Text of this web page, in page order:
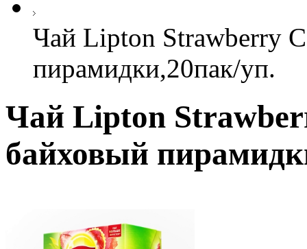
Чай Lipton Strawberry
пирамидки,20пак/уп.
Чай Lipton
байховый